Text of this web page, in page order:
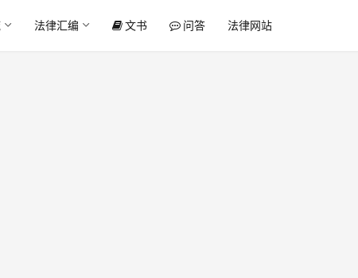
法律汇编 文书 问答 法律网站